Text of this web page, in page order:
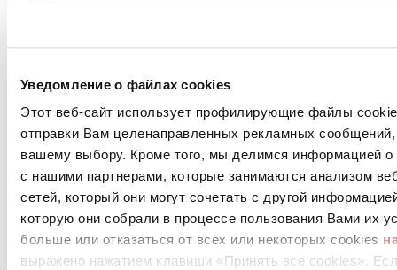
Уведомление о файлах cookies
Этот веб-сайт использует профилирующие файлы
отправки Вам целенаправленных рекламных
вашему выбору. Кроме того, мы делимся информацией
с нашими партнерами, которые занимаются анализом
сетей, который они могут сочетать с другой
которую они собрали в процессе пользования Вами их
больше или отказаться от всех или некоторых cookies
выражено нажатием клавиши «Принять все cookies».
News
aziende